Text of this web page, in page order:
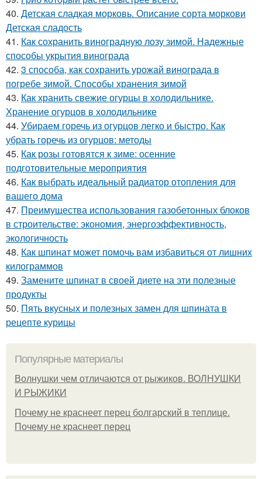
40. Детская сладкая морковь. Описание сорта моркови
Детская сладость
41. Как сохранить виноградную лозу зимой. Надежные
способы укрытия винограда
42. 3 способа, как сохранить урожай винограда в
погребе зимой. Способы хранения зимой
43. Как хранить свежие огурцы в холодильнике.
Хранение огурцов в холодильнике
44. Убираем горечь из огурцов легко и быстро. Как
убрать горечь из огурцов: методы
45. Как розы готовятся к зиме: осенние
подготовительные мероприятия
46. Как выбрать идеальный радиатор отопления для
вашего дома
47. Преимущества использования газобетонных блоков
в строительстве: экономия, энергоэффективность,
экологичность
48. Как шпинат может помочь вам избавиться от лишних
килограммов
49. Замените шпинат в своей диете на эти полезные
продукты
50. Пять вкусных и полезных замен для шпината в
рецепте курицы
Популярные материалы
Волнушки чем отличаются от рыжиков. ВОЛНУШКИ
И РЫЖИКИ
Почему не краснеет перец болгарский в теплице.
Почему не краснеет перец